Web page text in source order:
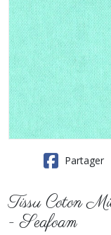
Partager
Tissu Coton
- Seafoam